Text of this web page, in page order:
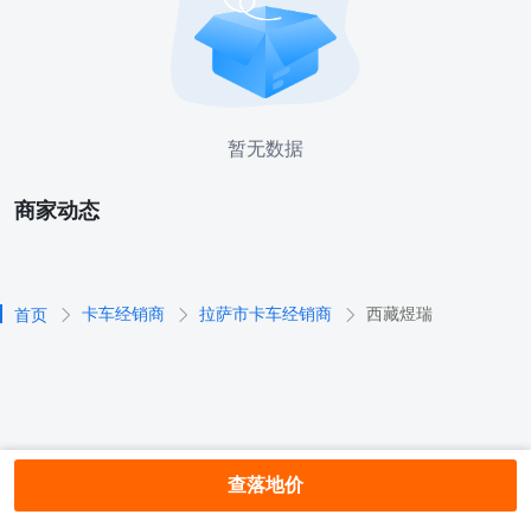
暂无数据
商家动态
首页 卡车经销商 拉萨市卡车经销商 西藏煜瑞
查落地价